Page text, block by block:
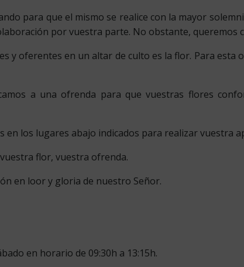
para que el mismo se realice con la mayor
por vuestra parte. No obstante, queremos
y oferentes en un altar de culto es la flor. Para esta
a una ofrenda para que vuestras flores
en los lugares abajo indicados para realizar vuestra
flor, vuestra ofrenda.
en loor y gloria de nuestro Señor.
en horario de 09:30h a 13:15h.